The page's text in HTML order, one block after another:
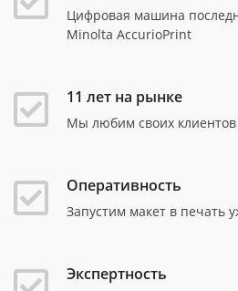
Цифровая машина
Minolta AccurioPrint
11 лет на рынке
Мы любим своих
Оперативность
Запустим макет в печать
Экспертность